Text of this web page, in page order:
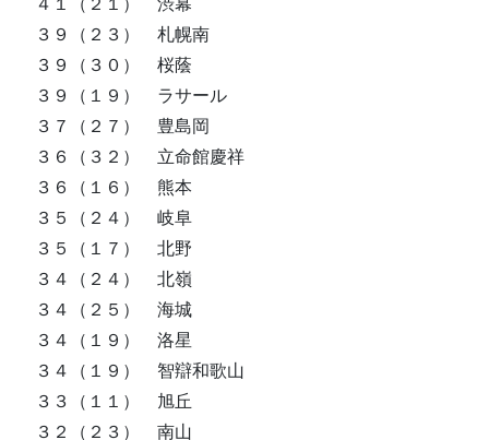
４１（２１） 渋幕
３９（２３） 札幌南
３９（３０） 桜蔭
３９（１９） ラサール
３７（２７） 豊島岡
３６（３２） 立命館慶祥
３６（１６） 熊本
３５（２４） 岐阜
３５（１７） 北野
３４（２４） 北嶺
３４（２５） 海城
３４（１９） 洛星
３４（１９） 智辯和歌山
３３（１１） 旭丘
３２（２３） 南山